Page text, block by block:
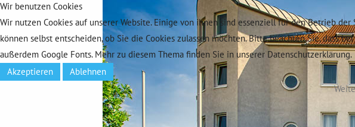
Wir benutzen Cookies
Wir nutzen Cookies auf unserer Website. Einige von ihnen sind essenziell für den Betrieb
können selbst entscheiden, ob Sie die Cookies zulassen möchten. Bitte beachten Sie,
außerdem Google Fonts. Mehr zu diesem Thema finden Sie in unserer Datenschutzerklärung.
Akzeptieren
Ablehnen